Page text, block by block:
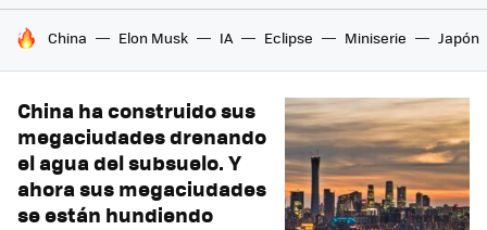
HOY SE HABLA DE
China Elon Musk IA Eclipse Miniserie Japón
China ha construido sus
megaciudades drenando
el agua del subsuelo. Y
ahora sus megaciudades
se están hundiendo